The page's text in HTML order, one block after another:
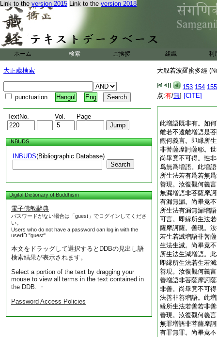
Link to the version 2015 Link to the version 2018
ホーム 検索 ご挨拶 組織 利
大正蔵検索
punctuation Hangul Eng
TextNo. Vol. Page
INBUDS
INBUDS(Bibliographic Database)
Search
Digital Dictionary of Buddhism
電子佛教辭典
パスワードがない場合は「guest」でログインしてくださ
い。
Users who do not have a password can log in with the
userID "guest".
本文をドラッグして選択するとDDBの見出し語
検索結果が表示されます。
Select a portion of the text by dragging your
mouse to view all terms in the text contained in
the DDB. ・
Password Access Policies
大般若波羅蜜多經
153 154 155
点:有/無] [CITE]
此増語既非有。如
離若不遠離増語是
觀何義言。即縁所
非菩薩摩訶薩耶。
尚畢竟不可得。性
爲無爲増語。此増
所生法若有爲若無
善現。汝復觀何義
無漏増語非菩薩摩
有漏無漏。尚畢竟
所生法有漏無漏増
可言。即縁所生法
薩摩訶薩。善現。
若生若滅増語非菩
生法生滅。尚畢竟
所生法生滅増語。
即縁所生法若生若
善現。汝復觀何義
善増語非菩薩摩訶
非善。尚畢竟不可
法善非善増語。此
縁所生法若善若非
善現。汝復觀何義
無罪増語非菩薩摩
有罪無罪。尚畢竟